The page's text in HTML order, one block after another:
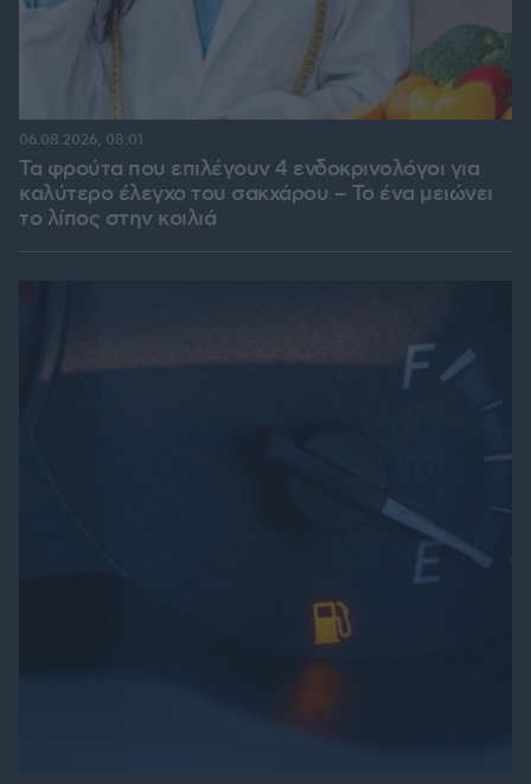
Τα φρούτα που επιλέγουν 4 ενδοκρινολόγοι για
καλύτερο έλεγχο του σακχάρου – Το ένα μειώνει
το λίπος στην κοιλιά
06.08.2026, 08:01